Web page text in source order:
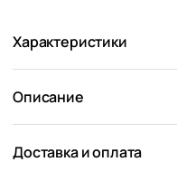
Характеристики
Описание
Доставка и оплата